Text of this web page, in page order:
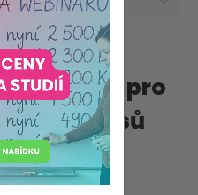
nejen pro
den lesů
2024